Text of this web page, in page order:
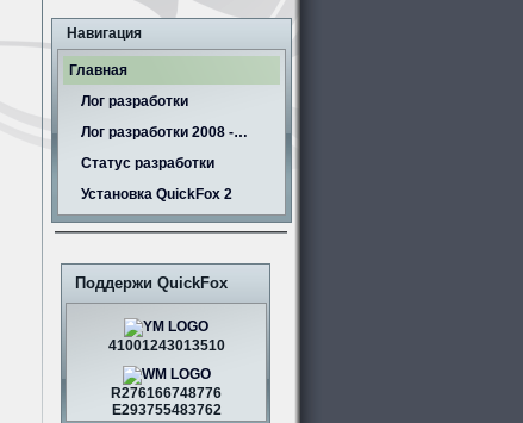
Навигация
Главная
Лог разработки
Лог разработки 2008 -…
Статус разработки
Установка QuickFox 2
Поддержи QuickFox
41001243013510
R276166748776
E293755483762